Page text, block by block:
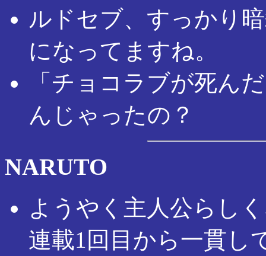
ルドセブ、すっかり
になってますね。
「チョコラブが死ん
んじゃったの？
NARUTO
ようやく主人公らし
連載1回目から一貫し